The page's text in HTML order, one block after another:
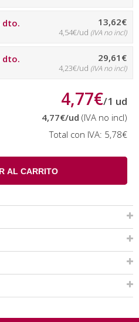
dto. 13,62€
4,54€/ud (IVA no incl)
dto. 29,61€
4,23€/ud (IVA no incl)
4,77€/1 ud
4,77€/ud (IVA no incl)
Total con IVA: 5,78€
AL CARRITO